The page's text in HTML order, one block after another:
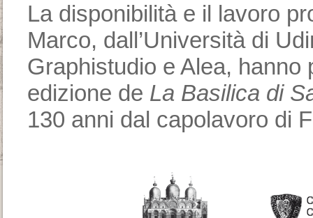
La disponibilità e il lavoro
Marco, dall’Università di
Graphistudio e Alea,
edizione de La Basilica di
130 anni dal capolavoro di